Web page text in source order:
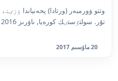
وتتو ۋورمبەر (ورتادا) پحەنياندا
تۇر. سولتٷستٸك كورەيا, ناۋرىز 2016 جىل سولتٷست...
20 ماۋسىم 2017